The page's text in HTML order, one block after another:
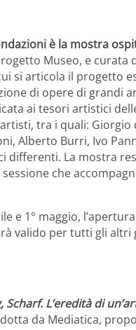
è la mostra
Museo, e curata
si articola il progetto
di opere di grandi
ai tesori artistici
tra i quali:
Alberto Burri, Ivo
La mostra
che
e 1° maggio,
valido per tutti gli altri
Scharf.L’eredità di
da Mediatica,